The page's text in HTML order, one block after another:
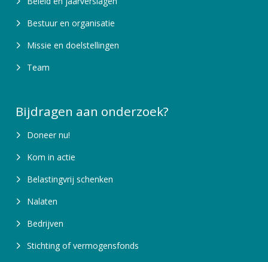
Bestuur en organisatie
Missie en doelstellingen
Team
Bijdragen aan onderzoek?
Doneer nu!
Kom in actie
Belastingvrij schenken
Nalaten
Bedrijven
Stichting of vermogensfonds